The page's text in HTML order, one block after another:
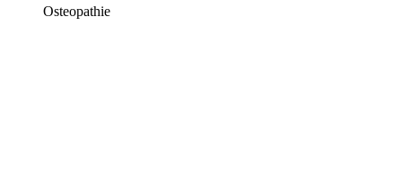
Osteopathie